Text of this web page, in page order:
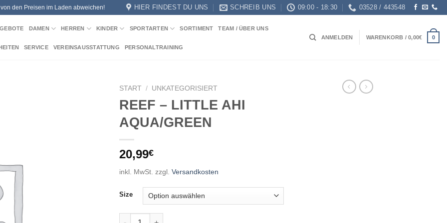
den Preisen im Laden abweichen! HIER FINDEST DU UNS SCHREIB UNS 09:00 - 18:30 03528 / 443548
DAMEN HERREN KINDER SPORTARTEN SORTIMENT TEAM / ÜBER UNS
SERVICE VEREINSAUSSTATTUNG PERSONALTRAINING
ANMELDEN WARENKORB /0,00€ 0
START / UNKATEGORISIERT
REEF – LITTLE AHI
AQUA/GREEN
20,99€
inkl. MwSt. zzgl. Versandkosten
Size
REEF - LITTLE AHI AQUA/GREEN Menge